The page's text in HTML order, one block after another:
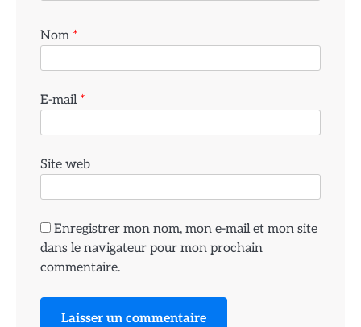
Nom *
E-mail *
Site web
Enregistrer mon nom, mon e-mail et mon site
dans le navigateur pour mon prochain
commentaire.